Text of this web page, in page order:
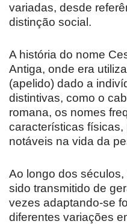
variadas, desde
distinção social.
A história do nome
Antiga, onde era
(apelido) dado a
distintivas, como o
romana, os nomes
características
notáveis na vida da
Ao longo dos
sido transmitido de
vezes adaptando-se
diferentes variações